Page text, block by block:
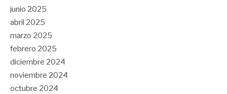
junio 2025
abril 2025
marzo 2025
febrero 2025
diciembre 2024
noviembre 2024
octubre 2024